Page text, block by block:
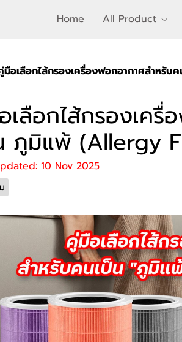
Home All Product
มือเลือกไส้กรองเครื่องฟอกอากาศสำหรั
เลือกไส้กรองเค
ภูมิแพ้ (Allergy
10 Nov 2025